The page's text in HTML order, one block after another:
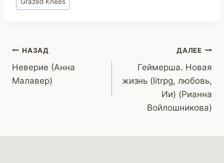
записи:
Навигация
по
записям
НАЗАД
Неверие (Анна
Малавер)
ДАЛЕЕ
Геймерша. Новая
жизнь (litrpg, любовь,
Ии) (Рианна
Войлошникова)